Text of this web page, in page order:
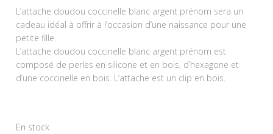
L’attache doudou coccinelle blanc argent prénom sera un
cadeau idéal à offrir à l’occasion d’une naissance pour une
petite fille.
L’attache doudou coccinelle blanc argent prénom est
composé de perles en silicone et en bois, d’hexagone et
d’une coccinelle en bois. L’attache est un clip en bois.
En stock